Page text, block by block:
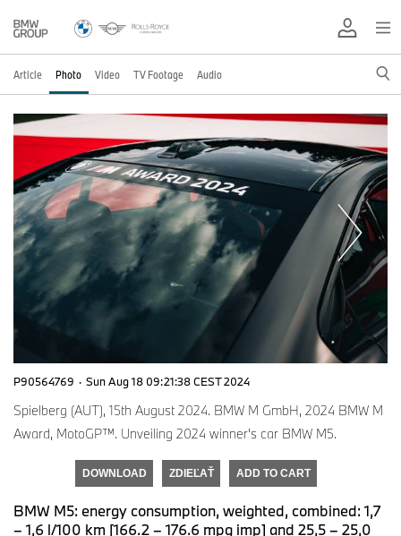
Article Photo Video TV Footage Audio
P90564769 · Sun Aug 18 09:21:38 CEST 2024
Spielberg (AUT), 15th August 2024. BMW M GmbH, 2024 BMW M
Award, MotoGP™. Unveiling 2024 winner's car BMW M5.
DOWNLOAD ZDIEĽAŤ ADD TO CART
BMW M5: energy consumption, weighted, combined: 1,7
– 1,6 l/100 km [166.2 – 176.6 mpg imp] and 25,5 – 25,0